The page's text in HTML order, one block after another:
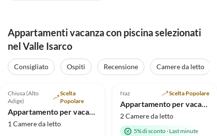
Appartamenti vacanza con piscina selezionati
nel Valle Isarco
Consigliato Ospiti Recensione Camere da letto
Annuncio in
Alto
Chiusa (Alto
Adige)
Scelta
Popolare
Appartamento per vacanze Residenz Laitacherhof
1 Camere da letto
Naz Scelta Popolare
Appartamento per vacanze Pichlerhof
2 Camere da letto
5% di sconto· Last minute